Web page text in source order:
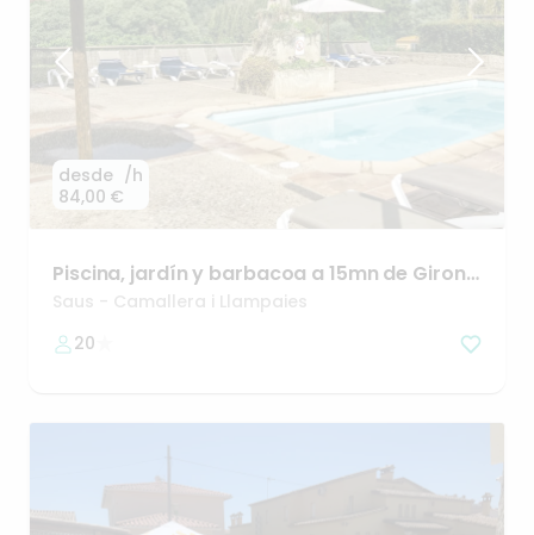
desde
84,00 €
/h
Piscina​​,​ jardíny barbacoa a 15mn de Girona
i Costa Brava
Saus - Camallera i Llampaies
20